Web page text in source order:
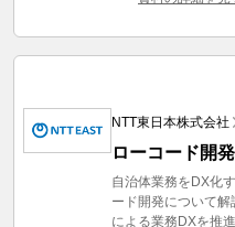
NTT東日本株式会社
ローコード開
自治体業務をDX化
ード開発について解
による業務DXを推